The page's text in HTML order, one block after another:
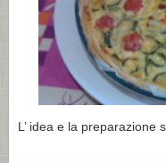
L’ idea e la preparazione